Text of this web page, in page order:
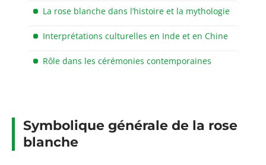
La rose blanche dans l’histoire et la mythologie
Interprétations culturelles en Inde et en Chine
Rôle dans les cérémonies contemporaines
Symbolique générale de la rose
blanche